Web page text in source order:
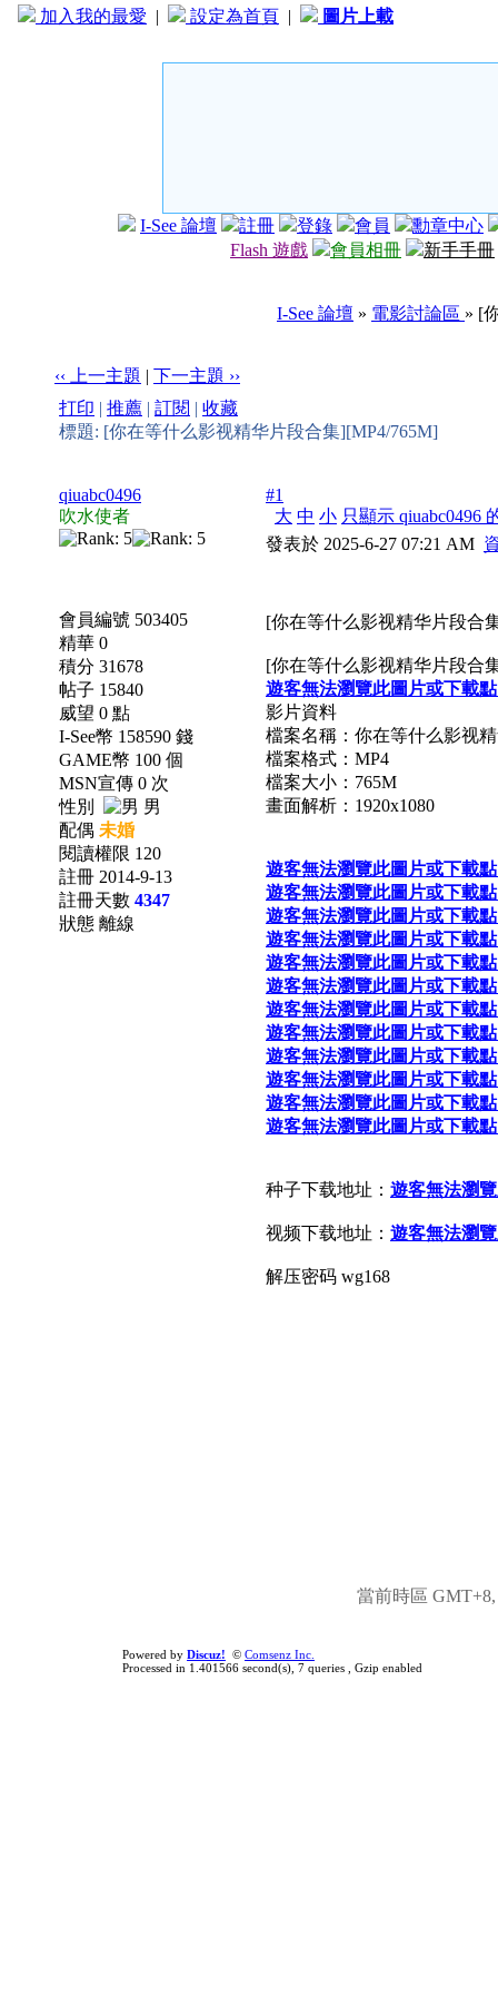
加入我的最愛 | 設定為首頁 | 圖片上載
I-See 論壇 註冊 登錄 會員
勳章中心
Flash 遊戲
會員相冊 新手手冊
I-See 論壇 » 電影討論區 » [
‹‹ 上一主題 | 下一主題 ››
打印 | 推薦 | 訂閱 | 收藏
標題: [你在等什么影视精华片段合集][MP4/765M]
qiuabc0496
吹水使者
會員編號 503405
精華 0
積分 31678
帖子 15840
威望 0 點
I-See幣 158590 錢
GAME幣 100 個
MSN宣傳 0 次
性別
男
配偶 未婚
閱讀權限 120
註冊 2014-9-13
註冊天數 4347
狀態 離線
#1
大 中 小 只顯示 qiuabc0496
發表於 2025-6-27 07:21 AM
[你在等什么影视精华片段合
[你在等什么影视精华片段合
遊客無法瀏覽此圖片或下載
影片資料
檔案名稱：你在等什么影视
檔案格式：MP4
檔案大小：765M
畫面解析：1920x1080
遊客無法瀏覽此圖片或下載
遊客無法瀏覽此圖片或下載
遊客無法瀏覽此圖片或下載
遊客無法瀏覽此圖片或下載
遊客無法瀏覽此圖片或下載
遊客無法瀏覽此圖片或下載
遊客無法瀏覽此圖片或下載
遊客無法瀏覽此圖片或下載
遊客無法瀏覽此圖片或下載
遊客無法瀏覽此圖片或下載
遊客無法瀏覽此圖片或下載
遊客無法瀏覽此圖片或下載
种子下载地址： 遊客無法瀏
视频下载地址： 遊客無法瀏
解压密码 wg168
當前時區 GMT+8,
Powered by Discuz! © Comsenz Inc.
Processed in 1.401566 second(s), 7 queries , Gzip enabled